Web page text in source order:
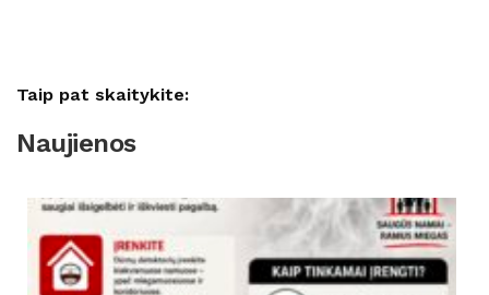
Taip pat skaitykite:
Naujienos